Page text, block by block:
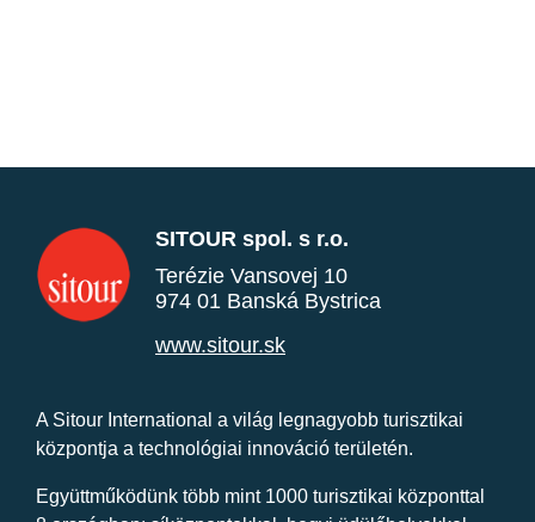
SITOUR spol. s r.o.
Terézie Vansovej 10
974 01 Banská Bystrica
www.sitour.sk
A Sitour International a világ legnagyobb turisztikai
központja a technológiai innováció területén.
Együttműködünk több mint 1000 turisztikai központtal